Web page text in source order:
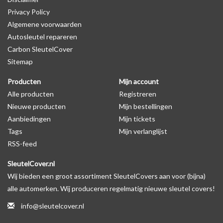
Levering
Voor 16:00 besteld = Dezelfde dag verzonden
Verzending naar België: 1/3 werkdagen
Merk: SleutelCover
Geschikt voor: Kia
Gewicht: 20g
Materiaal: Siliconen
Geschikt voor o.a. de volgende modellen:
* Afhankelijk van het bouwjaar
* Controleer
altijd alsnog eerst uw model sleutel met het
Privacy Policy
Algemene voorwaarden
Autosleutel repareren
Carbon SleutelCover
Sitemap
Producten
Alle producten
Nieuwe producten
Aanbiedingen
Tags
RSS-feed
Mijn account
Registreren
Mijn bestellingen
Mijn tickets
Mijn verlanglijst
SleutelCover.nl
Wij bieden een groot assortiment SleutelCovers aan voor (bijna)
alle automerken. Wij produceren regelmatig nieuwe sleutel covers!
info@sleutelcover.nl